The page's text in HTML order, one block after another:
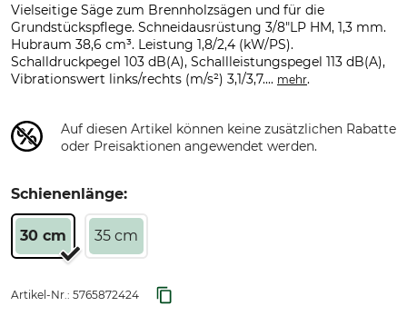
Vielseitige Säge zum Brennholzsägen und für die
Grundstückspflege. Schneidausrüstung 3/8"LP HM, 1,3 mm.
Hubraum 38,6 cm³. Leistung 1,8/2,4 (kW/PS).
Schalldruckpegel 103 dB(A), Schallleistungspegel 113 dB(A),
Vibrationswert links/rechts (m/s²) 3,1/3,7.... mehr.
Auf diesen Artikel können keine zusätzlichen Rabatte
oder Preisaktionen angewendet werden.
Schienenlänge:
30 cm 35 cm
Artikel-Nr.: 5765872424